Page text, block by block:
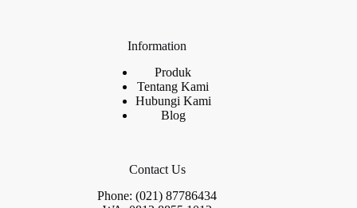
Information
Produk
Tentang Kami
Hubungi Kami
Blog
Contact Us
Phone: (021) 87786434